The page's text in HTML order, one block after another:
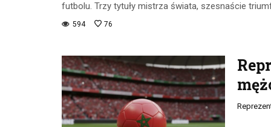
futbolu. Trzy tytuły mistrza świata, szesnaście
594 76